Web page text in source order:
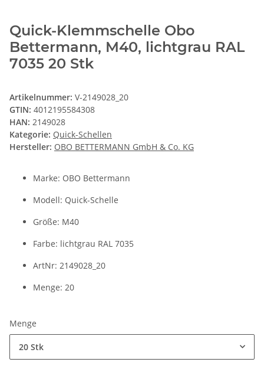
Quick-Klemmschelle Obo
Bettermann, M40, lichtgrau RAL
7035 20 Stk
Artikelnummer: V-2149028_20
GTIN: 4012195584308
HAN: 2149028
Kategorie: Quick-Schellen
Hersteller: OBO BETTERMANN GmbH & Co. KG
Marke: OBO Bettermann
Modell: Quick-Schelle
Größe: M40
Farbe: lichtgrau RAL 7035
ArtNr: 2149028_20
Menge: 20
Menge
20 Stk